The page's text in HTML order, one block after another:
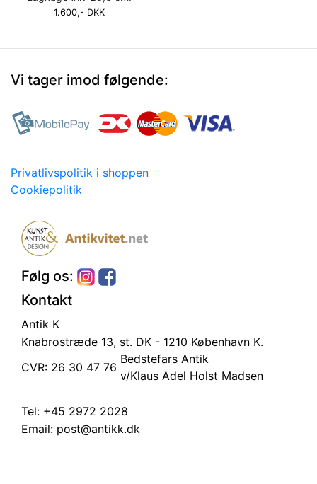
1.600,- DKK
Vi tager imod følgende:
Privatlivspolitik i shoppen
Cookiepolitik
Følg os:
Kontakt
Antik K
Knabrostræde 13, st. DK - 1210 København K.
CVR: 26 30 47 76
Bedstefars Antik
v/Klaus Adel Holst Madsen
Tel: +45 2972 2028
Email: post@antikk.dk